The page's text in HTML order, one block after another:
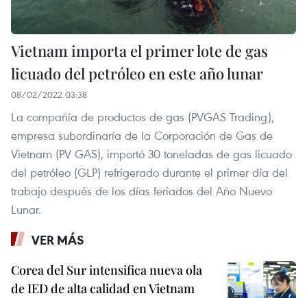
Vietnam importa el primer lote de gas
licuado del petróleo en este año lunar
08/02/2022 03:38
La compañía de productos de gas (PVGAS Trading),
empresa subordinaría de la Corporación de Gas de
Vietnam (PV GAS), importó 30 toneladas de gas licuado
del petróleo (GLP) refrigerado durante el primer día del
trabajo después de los días feriados del Año Nuevo
Lunar.
VER MÁS
Corea del Sur intensifica nueva ola
de IED de alta calidad en Vietnam